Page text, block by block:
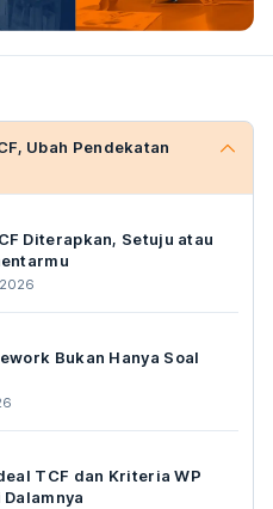
Ubah Pendekatan
Diterapkan, Setuju atau
Bukan Hanya Soal
TCF dan Kriteria WP